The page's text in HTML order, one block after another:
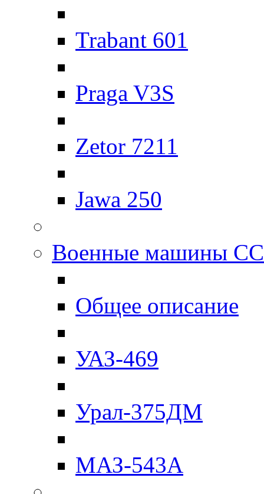
Trabant 601
Praga V3S
Zetor 7211
Jawa 250
Военные машины
Общее описание
УАЗ-469
Урал-375ДМ
МАЗ-543А